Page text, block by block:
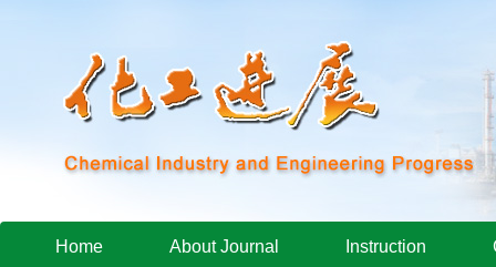
Home About Journal Instruction